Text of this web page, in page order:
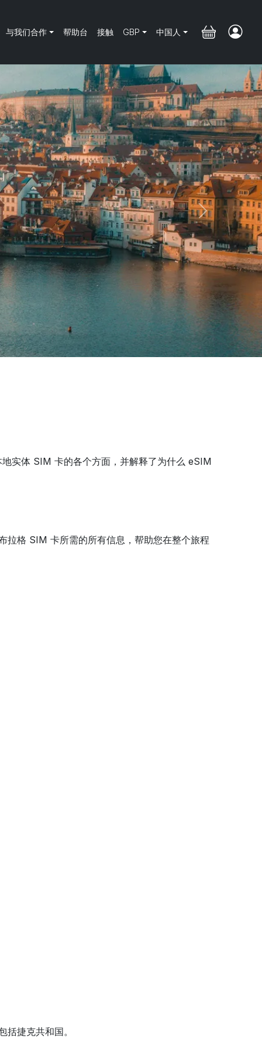
与我们合作 帮助台 接触 GBP 中国人
Next
实体 SIM 卡的各个方面，并解释了为什么 eSIM
拉格 SIM 卡所需的所有信息，帮助您在整个旅程
捷克共和国。